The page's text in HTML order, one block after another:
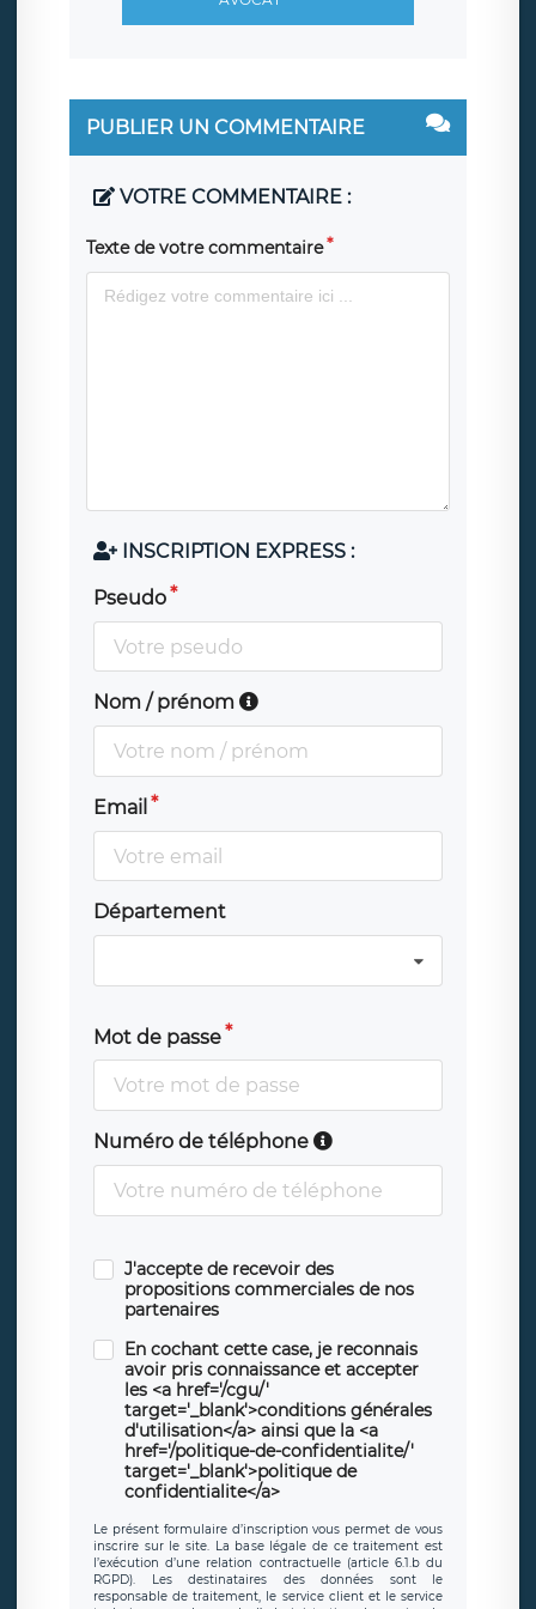
PUBLIER UN COMMENTAIRE
VOTRE COMMENTAIRE :
Texte de votre commentaire
INSCRIPTION EXPRESS :
Pseudo
Nom / prénom
Email
Département
Mot de passe
Numéro de téléphone
J'accepte de recevoir des
propositions commerciales de nos
partenaires
En cochant cette case, je reconnais
avoir pris connaissance et accepter
les <a href='/cgu/'
target='_blank'>conditions générales
d'utilisation</a> ainsi que la <a
href='/politique-de-confidentialite/'
target='_blank'>politique de
confidentialite</a>
Le présent formulaire d’inscription vous permet de vous
inscrire sur le site. La base légale de ce traitement est
l’exécution d’une relation contractuelle (article 6.1.b du
RGPD). Les destinataires des données sont le
responsable de traitement, le service client et le service